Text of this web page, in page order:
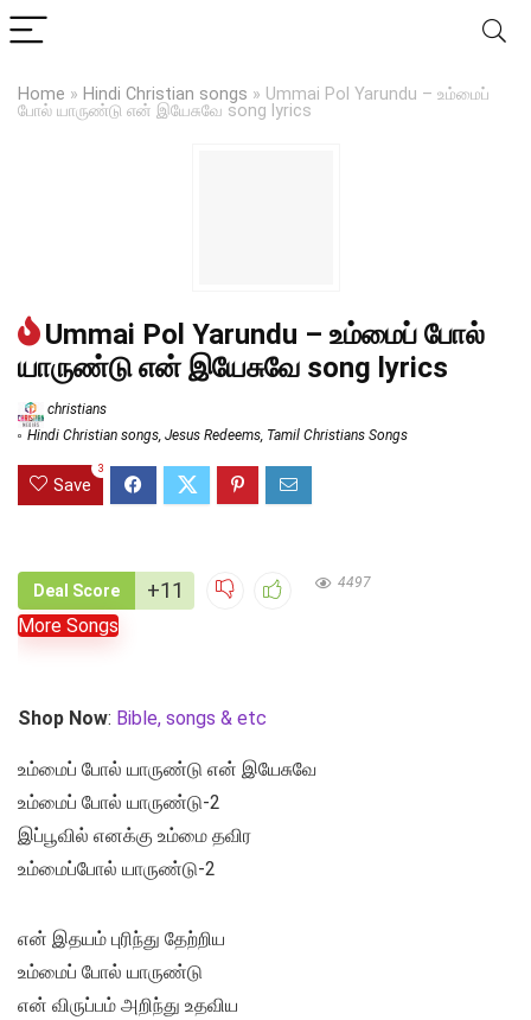
Home » Hindi Christian songs » Ummai Pol Yarundu – உம்மைப்
போல் யாருண்டு என் இயேசுவே song lyrics
Ummai Pol Yarundu – உம்மைப் போல்
யாருண்டு என் இயேசுவே song lyrics
christians
Hindi Christian songs, Jesus Redeems, Tamil Christians Songs
Save
3
Deal Score +11 4497
More Songs
Shop Now: Bible, songs & etc
உம்மைப் போல் யாருண்டு என் இயேசுவே
உம்மைப் போல் யாருண்டு-2
இப்பூவில் எனக்கு உம்மை தவிர
உம்மைப்போல் யாருண்டு-2
என் இதயம் புரிந்து தேற்றிய
உம்மைப் போல் யாருண்டு
என் விருப்பம் அறிந்து உதவிய